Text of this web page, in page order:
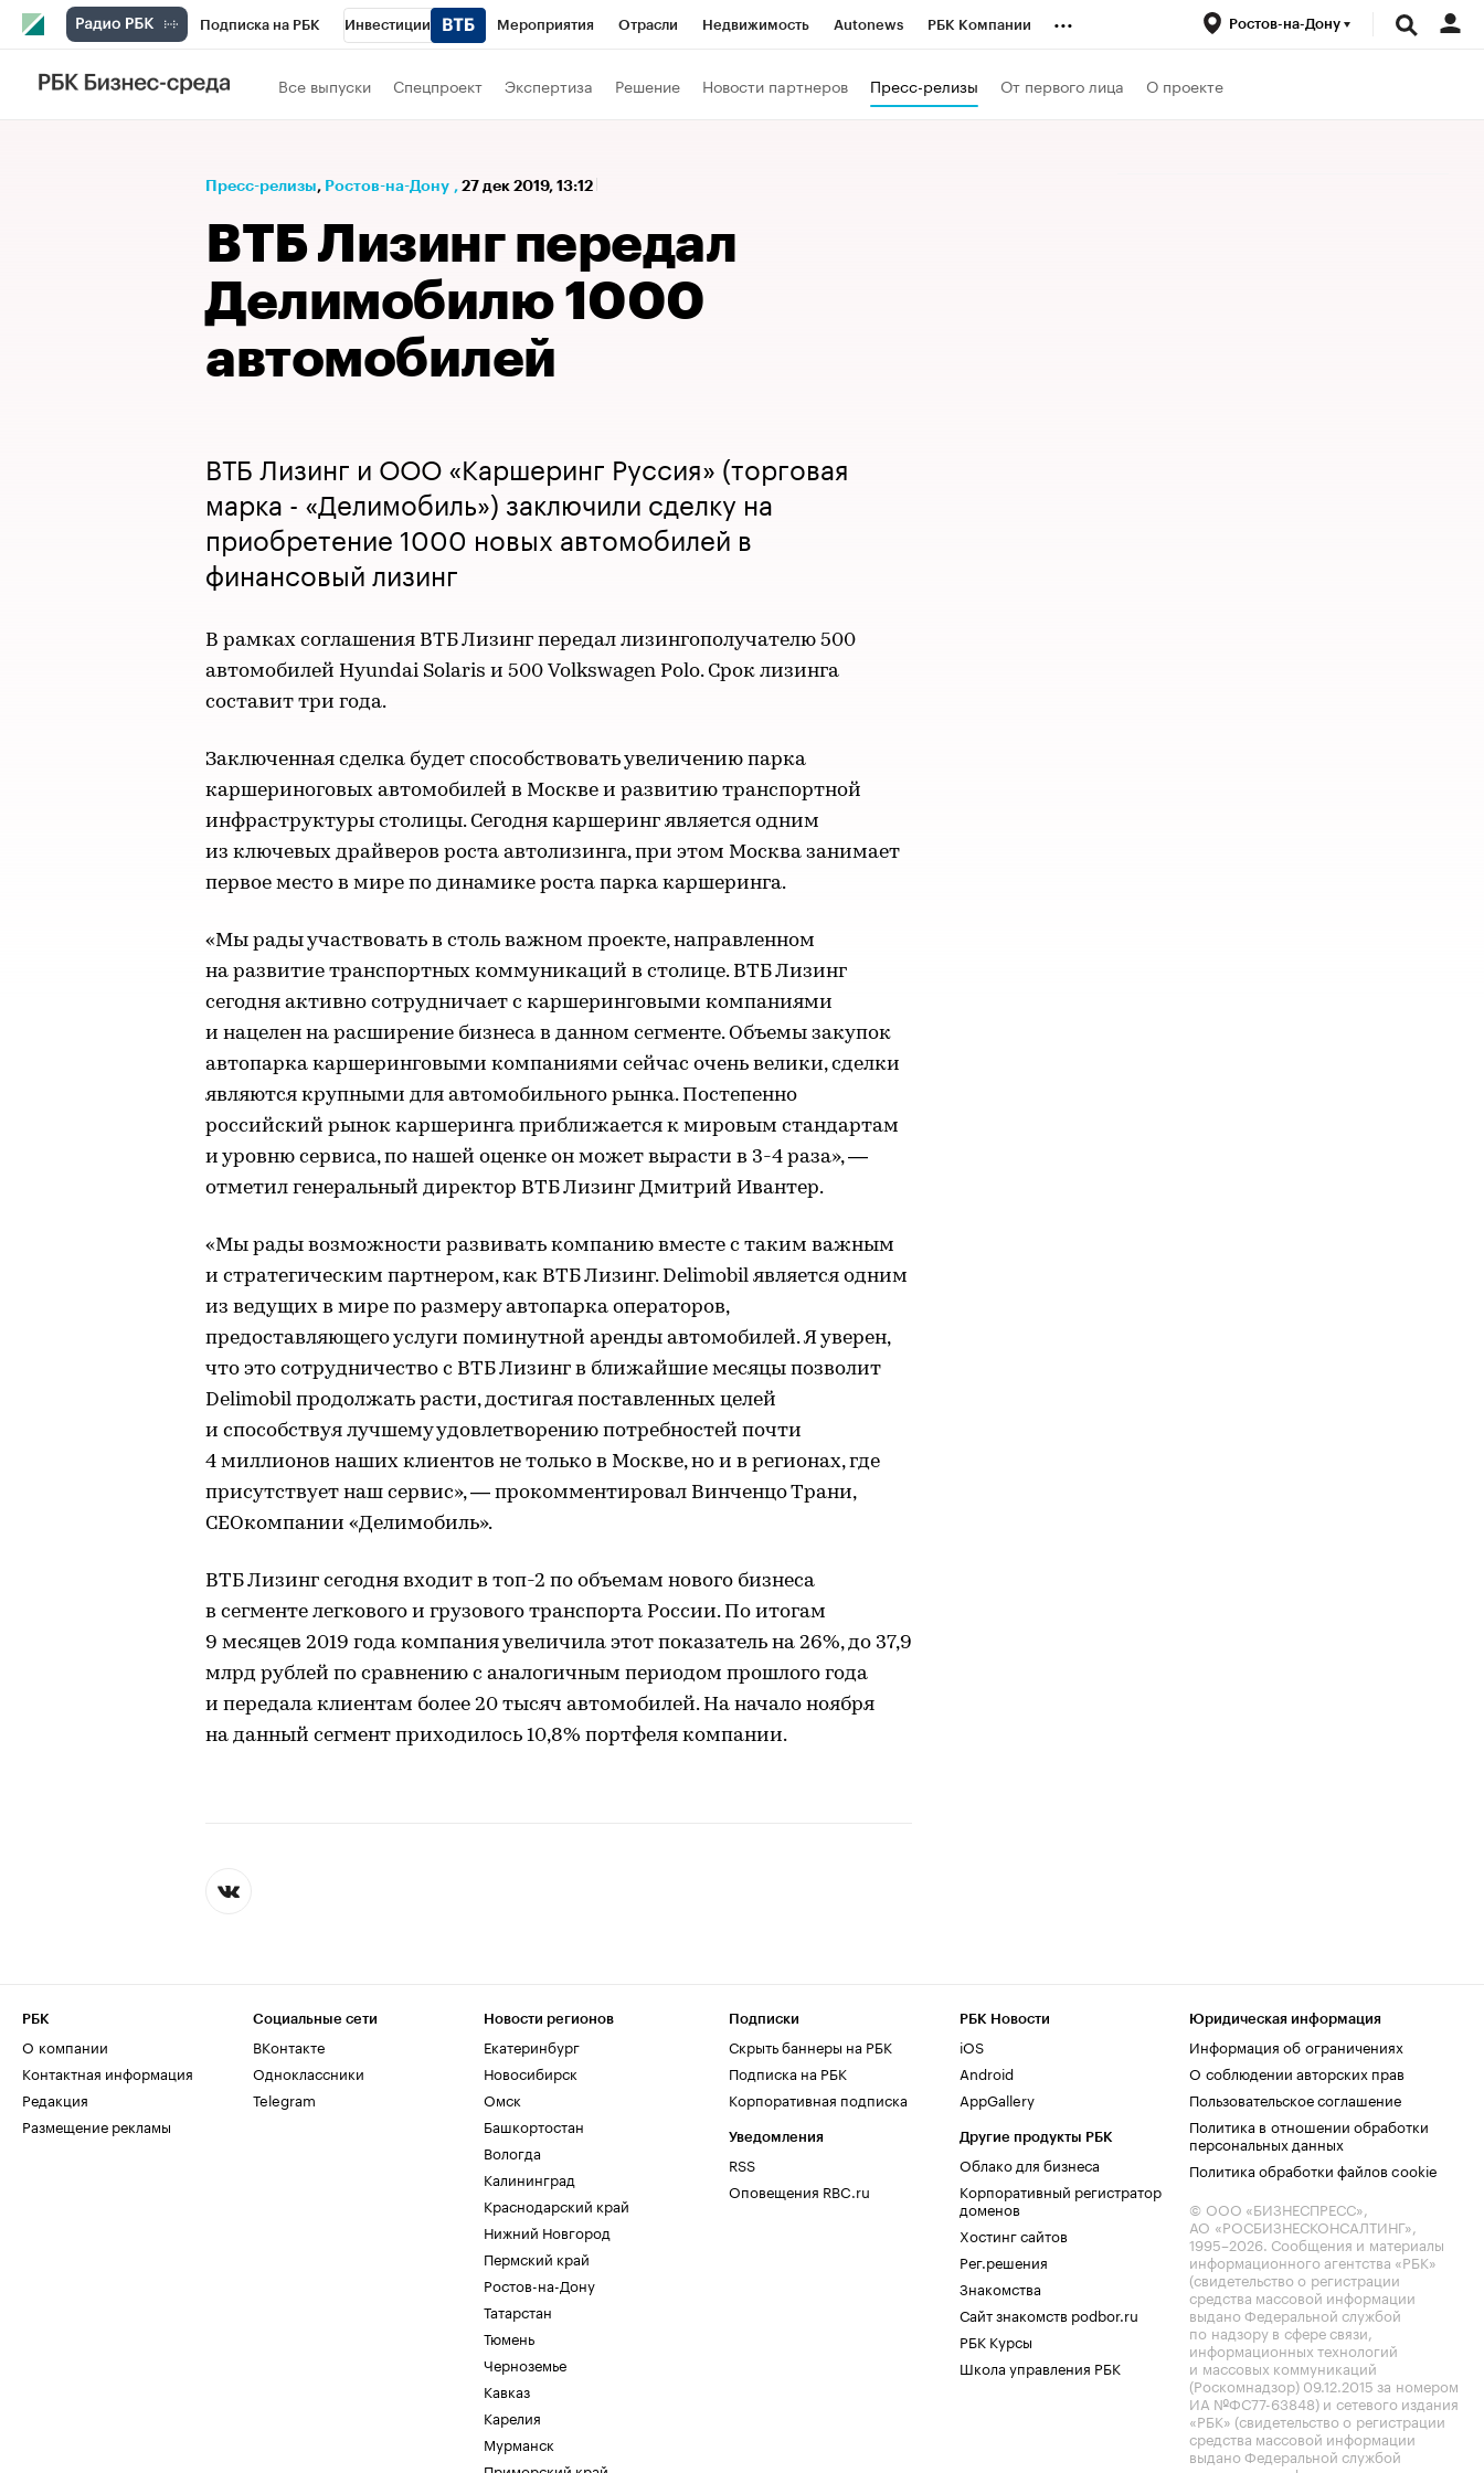
Подписка на РБК Инвестиции Мероприятия Отрасли Недвижимость Autonews РБК Компании
Телеканал
Спецпроекты Проверка контрагентов
... Ростов-на-Дону
Все выпуски Спецпроект Экспертиза Решение Новости партнеров Пресс-релизы От первого лица О проекте
Пресс-релизы⁠, Ростов-на-Дону , 27 дек 2019, 13:12
ВТБ Лизинг передал
Делимобилю 1000
автомобилей
ВТБ Лизинг и ООО «Каршеринг Руссия» (торговая
марка - «Делимобиль») заключили сделку на
приобретение 1000 новых автомобилей в
финансовый лизинг
В рамках соглашения ВТБ Лизинг передал лизингополучателю 500
автомобилей Hyundai Solaris и 500 Volkswagen Polo. Срок лизинга
составит три года.
Заключенная сделка будет способствовать увеличению парка
каршериноговых автомобилей в Москве и развитию транспортной
инфраструктуры столицы. Сегодня каршеринг является одним
из ключевых драйверов роста автолизинга, при этом Москва занимает
первое место в мире по динамике роста парка каршеринга.
«Мы рады участвовать в столь важном проекте, направленном
на развитие транспортных коммуникаций в столице. ВТБ Лизинг
сегодня активно сотрудничает с каршеринговыми компаниями
и нацелен на расширение бизнеса в данном сегменте. Объемы закупок
автопарка каршеринговыми компаниями сейчас очень велики, сделки
являются крупными для автомобильного рынка. Постепенно
российский рынок каршеринга приближается к мировым стандартам
и уровню сервиса, по нашей оценке он может вырасти в 3-4 раза», —
отметил генеральный директор ВТБ Лизинг Дмитрий Ивантер.
«Мы рады возможности развивать компанию вместе с таким важным
и стратегическим партнером, как ВТБ Лизинг. Delimobil является одним
из ведущих в мире по размеру автопарка операторов,
предоставляющего услуги поминутной аренды автомобилей. Я уверен,
что это сотрудничество с ВТБ Лизинг в ближайшие месяцы позволит
Delimobil продолжать расти, достигая поставленных целей
и способствуя лучшему удовлетворению потребностей почти
4 миллионов наших клиентов не только в Москве, но и в регионах, где
присутствует наш сервис», — прокомментировал Винченцо Трани,
CEOкомпании «Делимобиль».
ВТБ Лизинг сегодня входит в топ-2 по объемам нового бизнеса
в сегменте легкового и грузового транспорта России. По итогам
9 месяцев 2019 года компания увеличила этот показатель на 26%, до 37,9
млрд рублей по сравнению с аналогичным периодом прошлого года
и передала клиентам более 20 тысяч автомобилей. На начало ноября
на данный сегмент приходилось 10,8% портфеля компании.
РБК
О компании
Контактная информация
Редакция
Размещение рекламы
Социальные сети
ВКонтакте
Одноклассники
Telegram
Новости регионов
Екатеринбург
Новосибирск
Омск
Башкортостан
Вологда
Калининград
Краснодарский край
Нижний Новгород
Пермский край
Ростов-на-Дону
Татарстан
Тюмень
Черноземье
Кавказ
Карелия
Мурманск
Подписки
Скрыть баннеры на РБК
Подписка на РБК
Корпоративная подписка
Уведомления
RSS
Оповещения RBC.ru
РБК Новости
iOS
Android
AppGallery
Другие продукты РБК
Облако для бизнеса
Корпоративный регистратор
доменов
Хостинг сайтов
Рег.решения
Знакомства
Сайт знакомств podbor.ru
РБК Курсы
Школа управления РБК
Юридическая информация
Информация об ограничениях
О соблюдении авторских прав
Пользовательское соглашение
Политика в отношении обработки
персональных данных
Политика обработки файлов cookie
© ООО «БИЗНЕСПРЕСС»,
АО «РОСБИЗНЕСКОНСАЛТИНГ»,
1995–2026. Сообщения и материалы
информационного агентства «РБК»
(свидетельство о регистрации
средства массовой информации
выдано Федеральной службой
по надзору в сфере связи,
информационных технологий
и массовых коммуникаций
(Роскомнадзор) 09.12.2015 за номером
ИА №ФС77-63848) и сетевого издания
«РБК» (свидетельство о регистрации
средства массовой информации
выдано Федеральной службой